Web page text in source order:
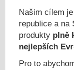
Našim cílem
republice a na
produkty plně
nejlepších
Pro to